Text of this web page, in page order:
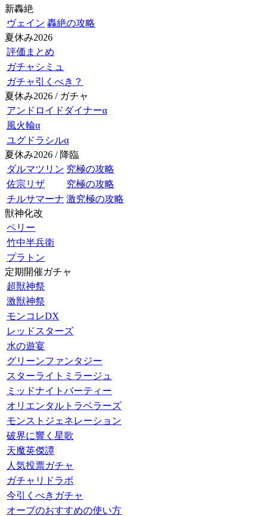
新轟絶
ヴェイン 轟絶の攻略
夏休み2026
評価まとめ
ガチャシミュ
ガチャ引くべき？
夏休み2026 / ガチャ
アンドロイドダイナーα
風火輪α
ユグドラシルα
夏休み2026 / 降臨
ダルマツリン 究極の攻略
佐宗リザ
究極の攻略
チルサマーナ 激究極の攻略
獣神化改
ペリー
竹中半兵衛
プラトン
定期開催ガチャ
超獣神祭
激獣神祭
モンコレDX
レッドスターズ
水の遊宴
グリーンファンタジー
スターライトミラージュ
ミッドナイトパーティー
オリエンタルトラベラーズ
モンストジェネレーション
破界に響く星歌
天魔英傑譚
人気投票ガチャ
ガチャリドラボ
今引くべきガチャ
オーブのおすすめの使い方